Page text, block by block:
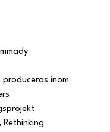
produceras inom
Rethinking